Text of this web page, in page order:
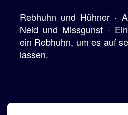
Rebhuhn und Hühner ·
Neid und Missgunst ·
ein Rebhuhn, um es auf
lassen.